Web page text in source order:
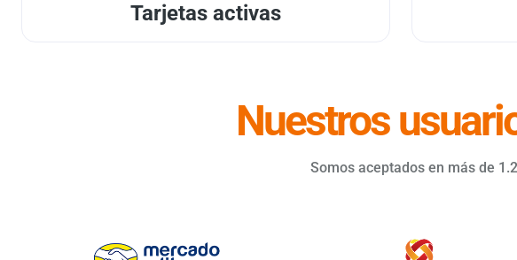
Tarjetas activas
Nuestros
Somos aceptados en más de